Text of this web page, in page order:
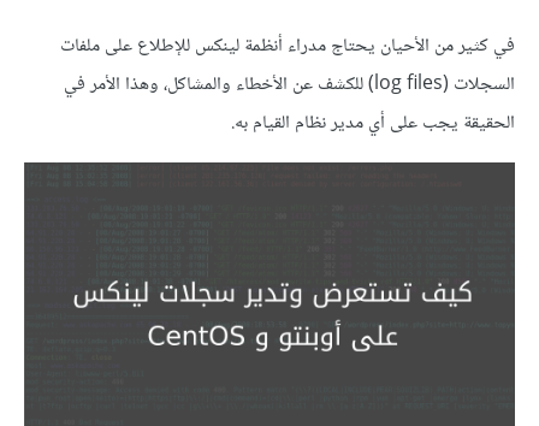
في كثير من الأحيان يحتاج مدراء أنظمة لينكس للإطلاع على ملفات
السجلات (log files) للكشف عن الأخطاء والمشاكل، وهذا الأمر في
الحقيقة يجب على أي مدير نظام القيام به.